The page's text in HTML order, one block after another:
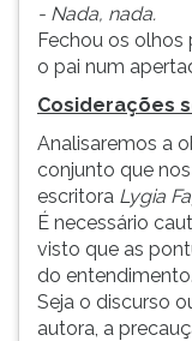
- Nada, nada.
Fechou os olhos
o pai num
Cosiderações
Analisaremos a
conjunto que
escritora Lygia
É necessário
visto que as
do entendimento.
Seja o discurso
autora, a